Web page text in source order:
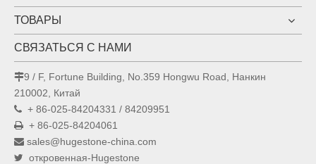
ТОВАРЫ
СВЯЗАТЬСЯ С НАМИ
9 / F, Fortune Building, No.359 Hongwu Road, Нанкин
210002, Китай
 + 86-025-84204331 / 84209951
 + 86-025-84204061
 sales@hugestone-china.com
 откровенная-Hugestone